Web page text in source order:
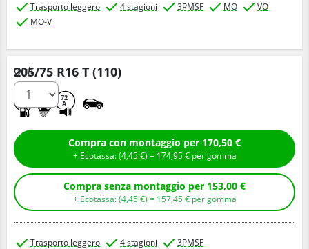
Trasporto leggero 4 stagioni 3PMSF MO
VO
MO-V
205/75 R16 T (110)
72
A
Q.tà
Compra con montaggio per 170,50 €
+ Ecotassa: (4,45€ ) = 174,95€ per gomma
Compra senza montaggio per 153,00 €
+ Ecotassa: (4,45€ ) = 157,45€ per gomma
Trasporto leggero 4 stagioni 3PMSF